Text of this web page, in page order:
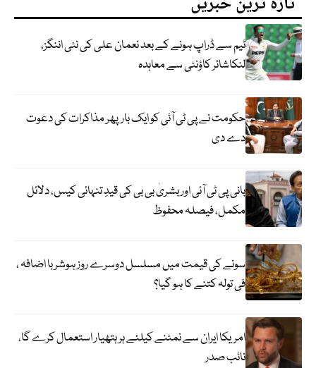
ٹیم سے ڈراپ ہونے کے بعد نعمان علی کی نئی اننگز،
لنکاشائر کاؤنٹی سے معاہدہ
حکومت نے پی ٹی آئی کو ایک بارپھر مذاکرات کی دعوت
دے دی
بانی پی ٹی آئی اور بشریٰ بی بی کی قیدِ تنہائی کیس، دلائل
مکمل، فیصلہ محفوظ
سونے کی قیمت میں مسلسل دوسرے روز ہوشربا اضافہ ،
فی تولہ کتنے کا ہو گیا؟
امریکا ایران سے نمٹنے کیلئے ہر ہتھیار استعمال کرے گا،
نائب صدر